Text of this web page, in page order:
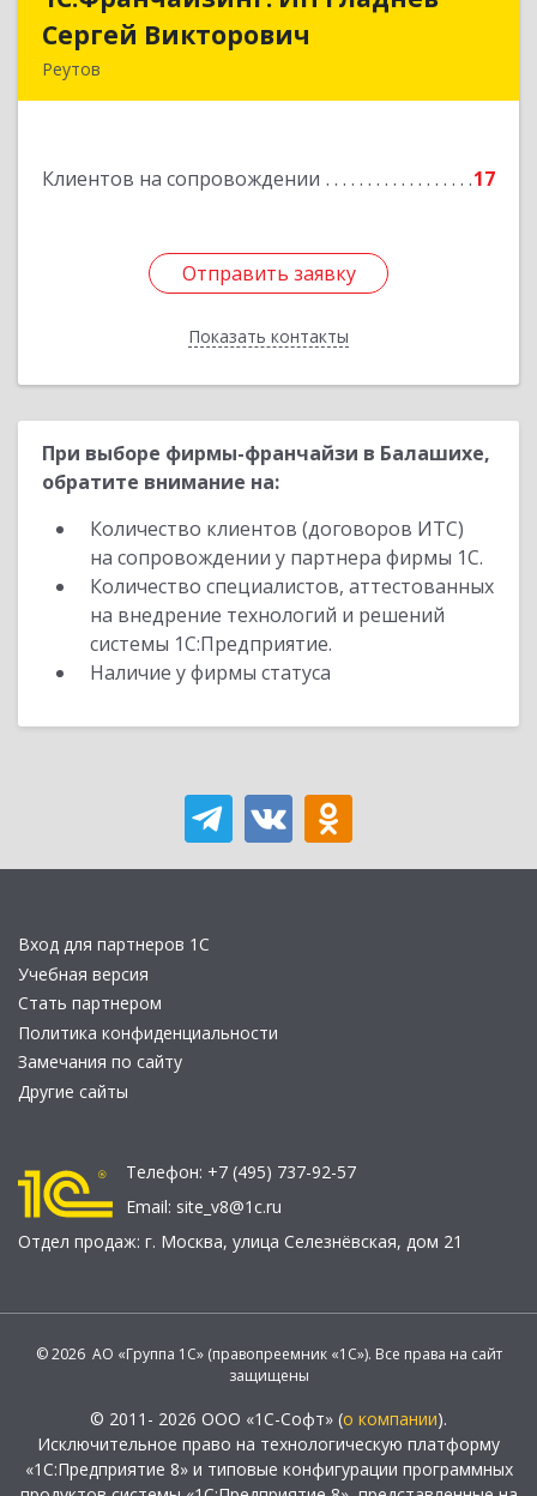
Сергей Викторович
Реутов
Клиентов на сопровождении 17
Отправить заявку
Показать контакты
Сергей Викторович
Подробнее
Отправить заявку
Назад
При выборе фирмы-франчайзи в Балашихе,
обратите внимание на:
Количество клиентов (договоров ИТС)
на сопровождении у партнера фирмы 1С.
Количество специалистов, аттестованных
на внедрение технологий и решений
системы 1С:Предприятие.
Наличие у фирмы статуса
Вход для партнеров 1С
Учебная версия
Стать партнером
Политика конфиденциальности
Замечания по сайту
Другие сайты
Телефон: +7 (495) 737-92-57
Email: site_v8@1c.ru
Отдел продаж: г. Москва, улица Селезнёвская, дом 21
© 2026 АО «Группа 1С» (правопреемник «1С»). Все права на сайт
защищены
© 2011- 2026 ООО «1С-Софт» (о компании).
Исключительное право на технологическую платформу
«1С:Предприятие 8» и типовые конфигурации программных